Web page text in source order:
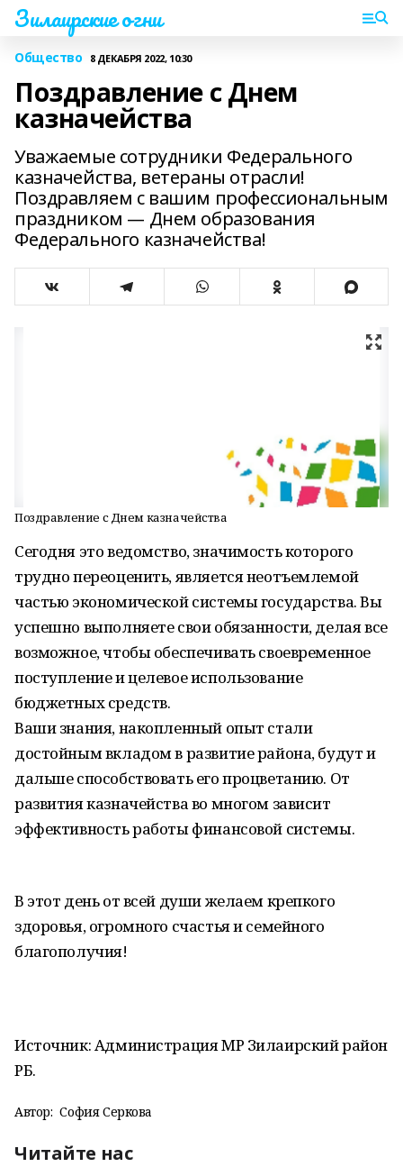
Зилаирские огни
Общество 8 ДЕКАБРЯ 2022, 10:30
Поздравление с Днем
казначейства
Уважаемые сотрудники Федерального
казначейства, ветераны отрасли!
Поздравляем с вашим профессиональным
праздником — Днем образования
Федерального казначейства!
Поздравление с Днем казначейства
Сегодня это ведомство, значимость которого
трудно переоценить, является неотъемлемой
частью экономической системы государства. Вы
успешно выполняете свои обязанности, делая все
возможное, чтобы обеспечивать своевременное
поступление и целевое использование
бюджетных средств.
Ваши знания, накопленный опыт стали
достойным вкладом в развитие района, будут и
дальше способствовать его процветанию. От
развития казначейства во многом зависит
эффективность работы финансовой системы.
В этот день от всей души желаем крепкого
здоровья, огромного счастья и семейного
благополучия!
Источник: Администрация МР Зилаирский район
РБ.
Автор: София Серкова
Читайте нас